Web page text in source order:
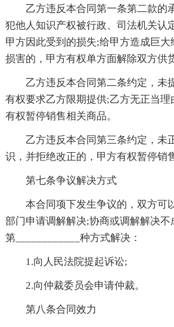
乙方违反本合同第一条第二款的
犯他人知识产权被行政、司法机关认
甲方因此受到的损失;给甲方造成巨
损害的，甲方有权单方面解除双方供
乙方违反本合同第二条约定，未
有权要求乙方限期提供;乙方无正当
有权暂停销售相关商品。
乙方违反本合同第三条约定，未
识，并拒绝改正的，甲方有权暂停销
第七条争议解决方式
本合同项下发生争议的，双方可
部门申请调解解决;协商或调解解决不
第____________种方式解决：
1.向人民法院提起诉讼;
2.向仲裁委员会申请仲裁。
第八条合同效力